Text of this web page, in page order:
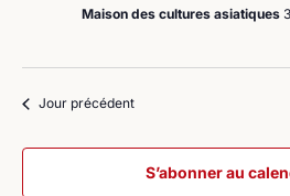
Maison des cultures asiatiques
Jour précédent
S’abonner au